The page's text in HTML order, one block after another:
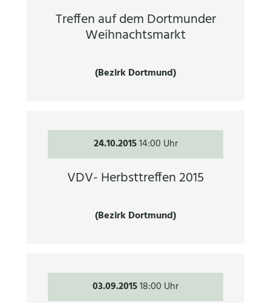
Treffen auf dem Dortmunder
Weihnachtsmarkt
(Bezirk Dortmund)
24.10.201514:00 Uhr
VDV- Herbsttreffen 2015
(Bezirk Dortmund)
03.09.201518:00 Uhr